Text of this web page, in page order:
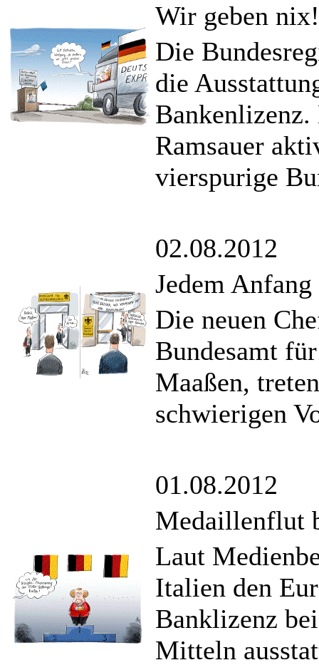
Wir geben nix!
Die
die
Ramsauer
vierspurige
02.08.2012
Jedem
Die neuen
Bundesamt
Maaßen,
schwierigen
01.08.2012
Medaillenflut
Laut
Italien den
Banklizenz
Mitteln